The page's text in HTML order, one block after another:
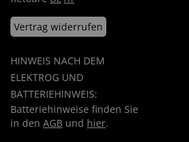
Vertrag widerrufen
HINWEIS NACH DEM
ELEKTROG UND
BATTERIEHINWEIS:
Batteriehinweise finden Sie
in den AGB und hier.